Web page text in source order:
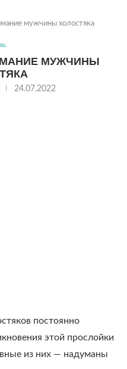
мужчины холостяка
МУЖЧИНЫ
24.07.2022
постоянно
этой прослойки
из них — надуманы